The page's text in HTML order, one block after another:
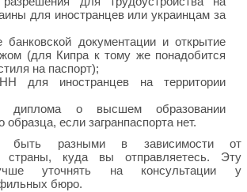
для иностранцев или украинцам за
банковской документации и открытие
(для Кипра к тому же понадобится
на паспорт);
для иностранцев на территории
диплома о высшем образовании
образца, если загранпаспорта нет.
быть разными в зависимости от
страны, куда вы отправляетесь. Эту
уточнять на консультации у
бюро.